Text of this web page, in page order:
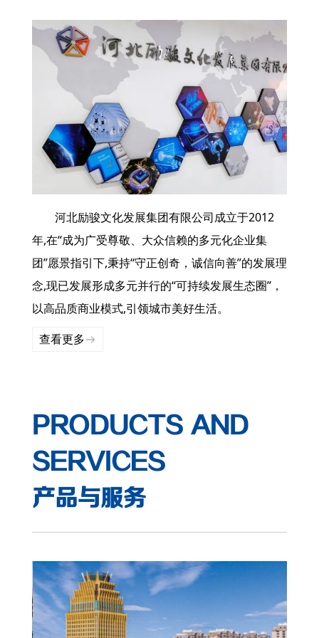
河北励骏文化发展集团有限公司成立于2012
年,在“成为广受尊敬、大众信赖的多元化企业集
团”愿景指引下,秉持“守正创奇，诚信向善”的发展理
念,现已发展形成多元并行的“可持续发展生态圈”，
以高品质商业模式,引领城市美好生活。
查看更多
PRODUCTS AND
SERVICES
产品与服务